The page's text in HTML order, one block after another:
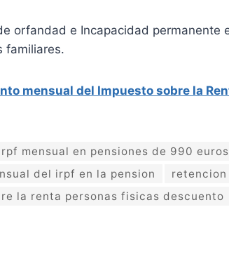
orfandad e Incapacidad
familiares.
mensual del Impuesto sobre la
mensual en pensiones de 990 euros
del irpf en la pension
retencion
la renta personas fisicas descuento